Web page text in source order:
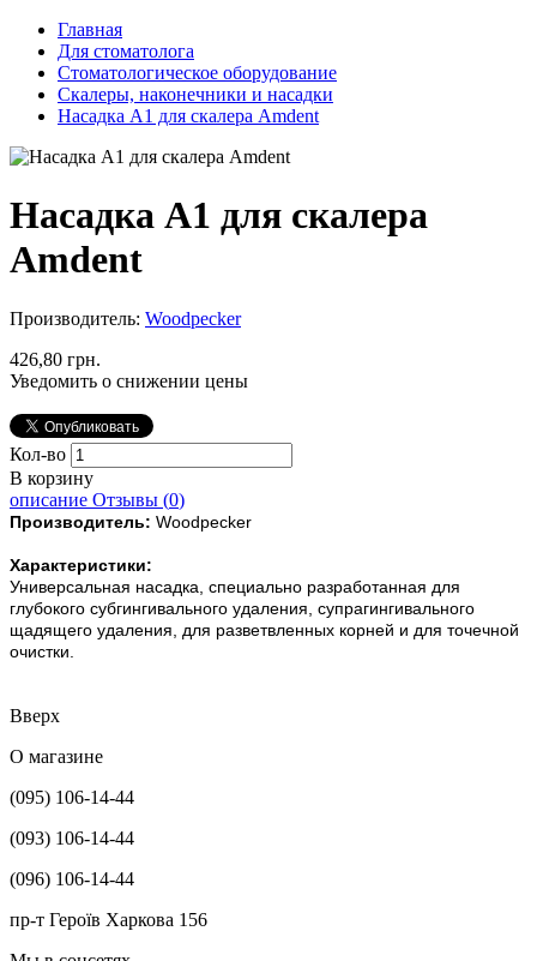
Главная
Для стоматолога
Стоматологическое оборудование
Скалеры, наконечники и насадки
Насадка A1 для скалера Amdent
Насадка A1 для скалера
Amdent
Производитель: Woodpecker
426,80 грн.
Уведомить о снижении цены
Кол-во
В корзину
описание Отзывы (0)
Производитель: Woodpecker
Характеристики:
Универсальная насадка, специально разработанная для
глубокого субгингивального удаления, супрагингивального
щадящего удаления, для разветвленных корней и для точечной
очистки.
Вверх
О магазине
(095) 106-14-44
(093) 106-14-44
(096) 106-14-44
пр-т Героїв Харкова 156